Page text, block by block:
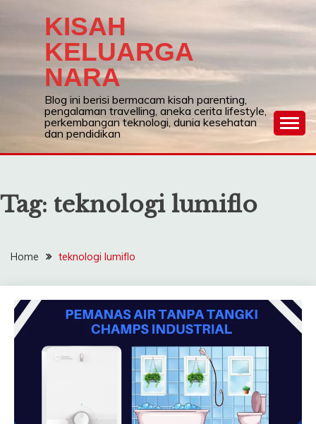
KISAH
KELUARGA
NARA
Blog ini berisi bermacam kisah parenting,
pengalaman travelling, aneka cerita lifestyle,
perkembangan teknologi, dunia kesehatan
dan pendidikan
Tag: teknologi lumiflo
Home teknologi lumiflo